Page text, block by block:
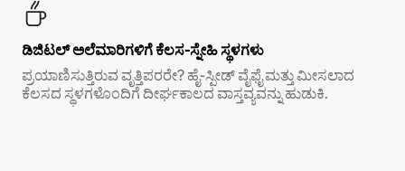
ಡಿಜಿಟಲ್ ಅಲೆಮಾರಿಗಳಿಗೆ ಕೆಲಸ-ಸ್ನೇಹಿ ಸ್ಥಳಗಳು
ಪ್ರಯಾಣಿಸುತ್ತಿರುವ ವೃತ್ತಿಪರರೇ? ಹೈ-ಸ್ಪೀಡ್ ವೈಫೈ ಮತ್ತು ಮೀಸಲಾದ
ಕೆಲಸದ ಸ್ಥಳಗಳೊಂದಿಗೆ ದೀರ್ಘಕಾಲದ ವಾಸ್ತವ್ಯವನ್ನು ಹುಡುಕಿ.